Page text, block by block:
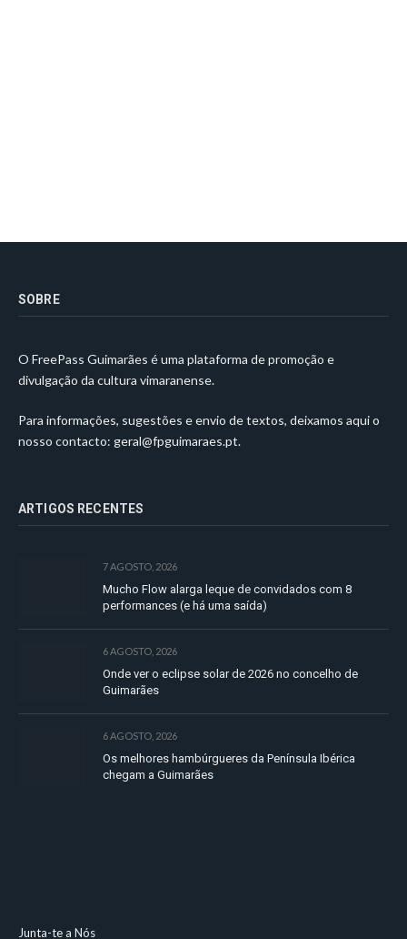
SOBRE
O FreePass Guimarães é uma plataforma de promoção e
divulgação da cultura vimaranense.
Para informações, sugestões e envio de textos, deixamos aqui o
nosso contacto: geral@fpguimaraes.pt.
ARTIGOS RECENTES
7 AGOSTO, 2026
Mucho Flow alarga leque de convidados com 8
performances (e há uma saída)
6 AGOSTO, 2026
Onde ver o eclipse solar de 2026 no concelho de
Guimarães
6 AGOSTO, 2026
Os melhores hambúrgueres da Península Ibérica
chegam a Guimarães
Junta-te a Nós